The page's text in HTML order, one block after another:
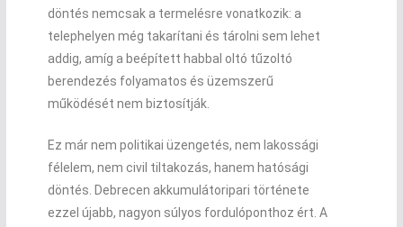
döntés nemcsak a termelésre vonatkozik: a
telephelyen még takarítani és tárolni sem lehet
addig, amíg a beépített habbal oltó tűzoltó
berendezés folyamatos és üzemszerű
működését nem biztosítják.
Ez már nem politikai üzengetés, nem lakossági
félelem, nem civil tiltakozás, hanem hatósági
döntés. Debrecen akkumulátoripari története
ezzel újabb, nagyon súlyos fordulóponthoz ért. A